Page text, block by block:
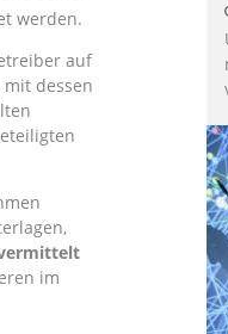
werden.
auf
mit dessen
im